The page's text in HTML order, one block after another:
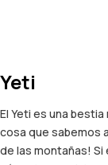
Yeti
El Yeti es una
cosa que sabemos
de las montañas!